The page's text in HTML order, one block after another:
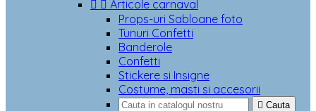
  Articole carnaval
Props-uri Sabloane foto
Tunuri Confetti
Banderole
Confetti
Stickere si Insigne
Costume, masti si accesorii
 Cauta